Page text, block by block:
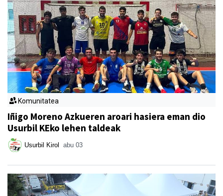
Komunitatea
Iñigo Moreno Azkueren aroari hasiera eman dio
Usurbil KEko lehen taldeak
Usurbil Kirol abu 03